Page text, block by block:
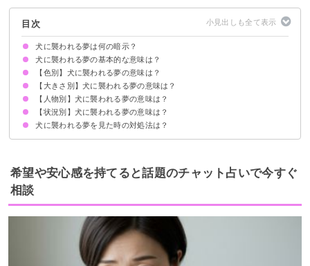
目次
犬に襲われる夢は何の暗示？
犬に襲われる夢の基本的な意味は？
対人トラブルの暗示
状況によって意味が決まる
【色別】犬に襲われる夢の意味は？
黒い犬に襲われる夢【警告夢】
白い犬に襲われる夢【凶夢】
茶色の犬に襲われる夢【警告夢】
赤い犬に襲われる夢【凶夢】
【大きさ別】犬に襲われる夢の意味は？
大型犬に襲われる夢【警告夢】
子犬に襲われる夢【警告夢】
【人物別】犬に襲われる夢の意味は？
子供が犬に襲われる夢【警告夢】
友達が犬に襲われる夢【警告夢】
知らない人が犬に襲われる夢【警告夢】
恋人が犬に襲われる夢【警告夢】
【状況別】犬に襲われる夢の意味は？
犬に襲われて逃げる夢【凶夢】
犬に襲われて噛まれる夢【凶夢】
犬に襲われて抱っこする夢【凶夢】
犬に襲われる夢を見た時の対処法は？
周囲の人とのコミュニケーションに注意する
警告夢や凶夢の内容を人に話す
希望や安心感を持てると話題のチャット占いで今すぐ
相談